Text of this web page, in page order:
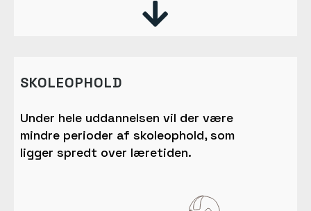

SKOLEOPHOLD
Under hele uddannelsen vil der være
mindre perioder af skoleophold, som
ligger spredt over læretiden.